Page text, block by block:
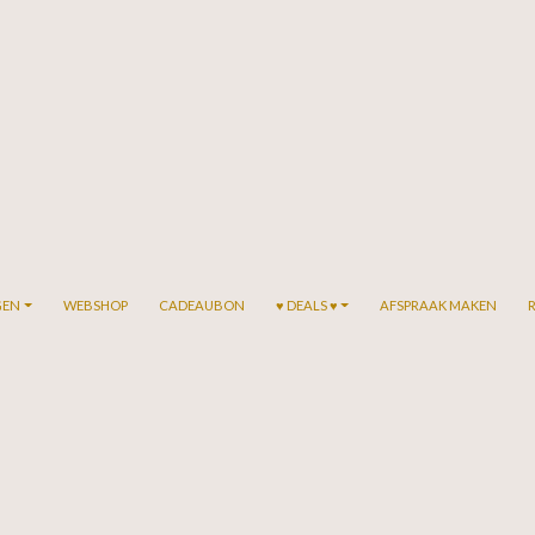
WEBSHOP CADEAUBON ♥ DEALS ♥ AFSPRAAK MAKEN